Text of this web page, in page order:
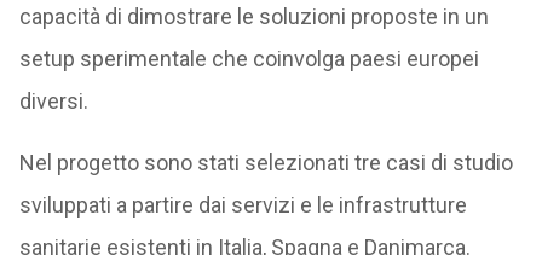
capacità di dimostrare le soluzioni proposte in un
setup sperimentale che coinvolga paesi europei
diversi.
Nel progetto sono stati selezionati tre casi di studio
sviluppati a partire dai servizi e le infrastrutture
sanitarie esistenti in Italia, Spagna e Danimarca.